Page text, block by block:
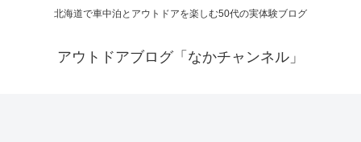
北海道で車中泊とアウトドアを楽しむ50代の実体験ブログ
アウトドアブログ「なかチャンネル」